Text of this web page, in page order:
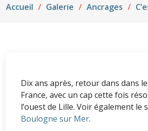
Accueil Galerie Ancrages
Dix ans après, retour dans dans
France, avec un cap cette fois
l’ouest de Lille. Voir également le
Boulogne sur Mer.